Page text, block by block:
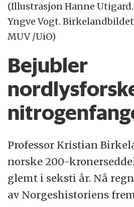
(Illustrasjon Hanne
Yngve Vogt.
MUV /UiO)
Bejubler
Professor Kristian
norske 200-
glemt i seksti år. Nå
av Norgeshistoriens